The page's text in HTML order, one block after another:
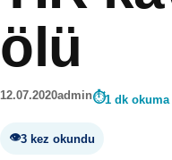
ölü
12.07.2020admin 1 dk okuma
3 kez okundu